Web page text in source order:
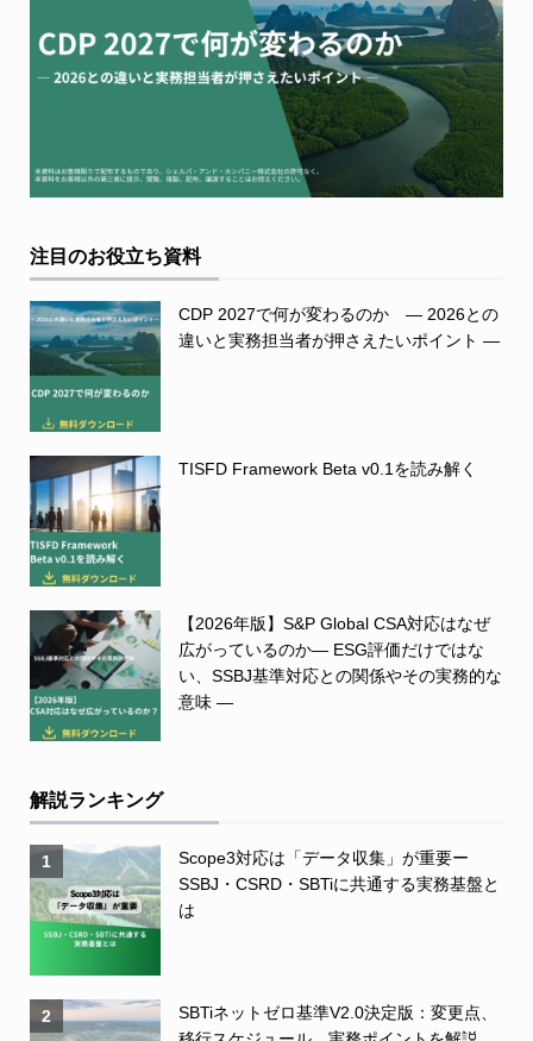
注目のお役立ち資料
CDP 2027で何が変わるのか ― 2026との
違いと実務担当者が押さえたいポイント ―
TISFD Framework Beta v0.1を読み解く
【2026年版】S&P Global CSA対応はなぜ
広がっているのか― ESG評価だけではな
い、SSBJ基準対応との関係やその実務的な
意味 ―
解説ランキング
1
Scope3対応は「データ収集」が重要ー
SSBJ・CSRD・SBTiに共通する実務基盤と
は
2
SBTiネットゼロ基準V2.0決定版：変更点、